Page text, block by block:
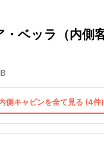
・ベッラ（内側
IB
側キャビンを全て見る (4件)